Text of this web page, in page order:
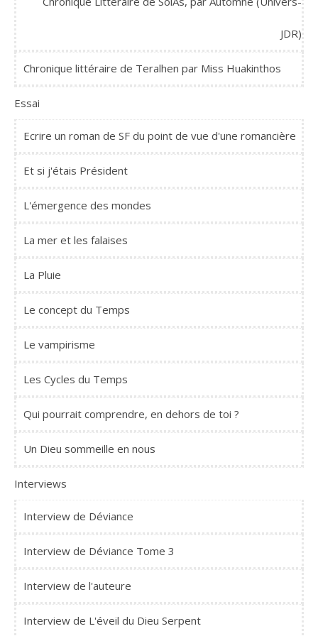
JDR)
Chronique littéraire de Teralhen par Miss Huakinthos
Essai
Ecrire un roman de SF du point de vue d'une romancière
Et si j'étais Président
L'émergence des mondes
La mer et les falaises
La Pluie
Le concept du Temps
Le vampirisme
Les Cycles du Temps
Qui pourrait comprendre, en dehors de toi ?
Un Dieu sommeille en nous
Interviews
Interview de Déviance
Interview de Déviance Tome 3
Interview de l'auteure
Interview de L'éveil du Dieu Serpent